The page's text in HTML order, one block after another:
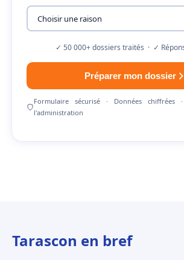
✓ 50 000+ dossiers traités · ✓
Préparer mon dossier
Formulaire sécurisé · Données chiffrées
l'administration
Tarascon en bref